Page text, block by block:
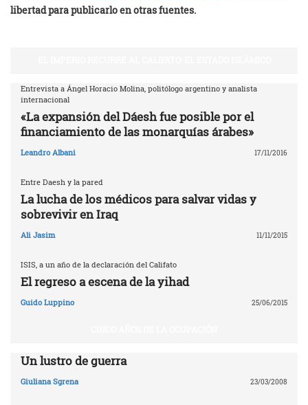
libertad para publicarlo en otras fuentes.
Entrevista a Ángel Horacio Molina, politólogo argentino y analista
internacional
«La expansión del Dáesh fue posible por el
financiamiento de las monarquías árabes»
Leandro Albani 17/11/2016
Entre Daesh y la pared
La lucha de los médicos para salvar vidas y
sobrevivir en Iraq
Ali Jasim 11/11/2015
ISIS, a un año de la declaración del Califato
El regreso a escena de la yihad
Guido Luppino 25/06/2015
Un lustro de guerra
Giuliana Sgrena 23/03/2008